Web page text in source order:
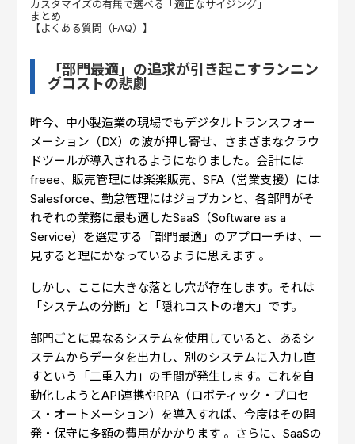
カスタマイズの有無で選べる「適正なサイジング」
まとめ
【よくある質問（FAQ）】
「部門最適」の追求が引き起こすランニン
グコストの悲劇
昨今、中小製造業の現場でもデジタルトランスフォー
メーション（DX）の波が押し寄せ、さまざまなクラウ
ドツールが導入されるようになりました。会計には
freee、販売管理には楽楽販売、SFA（営業支援）には
Salesforce、勤怠管理にはジョブカンと、各部門がそ
れぞれの業務に最も適したSaaS（Software as a
Service）を選定する「部門最適」のアプローチは、一
見すると理にかなっているように思えます 。
しかし、ここに大きな落とし穴が存在します。それは
「システムの分断」と「隠れコストの増大」です。
部門ごとに異なるシステムを使用していると、あるシ
ステムからデータを出力し、別のシステムに入力し直
すという「二重入力」の手間が発生します。これを自
動化しようとAPI連携やRPA（ロボティック・プロセ
ス・オートメーション）を導入すれば、今度はその開
発・保守に多額の費用がかかります 。さらに、SaaSの